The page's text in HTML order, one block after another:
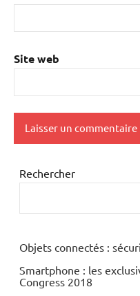
Site web
Rechercher
Objets connectés :
Smartphone : les
Congress 2018